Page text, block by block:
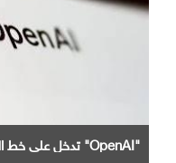
"OpenAI" تدخل علي خط الصراع مع أمازون